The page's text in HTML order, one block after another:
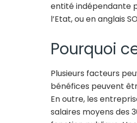
entité indépendante
l’Etat, ou en anglais
Pourquoi
Plusieurs facteurs
bénéfices peuvent
En outre, les
salaires moyens des